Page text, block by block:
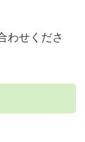
わせくださ